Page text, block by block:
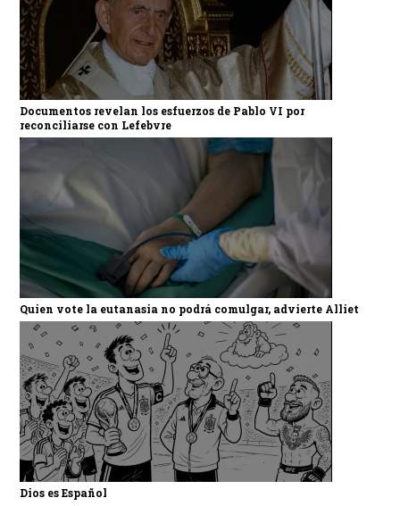
Documentos revelan los esfuerzos de Pablo VI por
reconciliarse con Lefebvre
Quien vote la eutanasia no podrá comulgar, advierte Alliet
Dios es Español